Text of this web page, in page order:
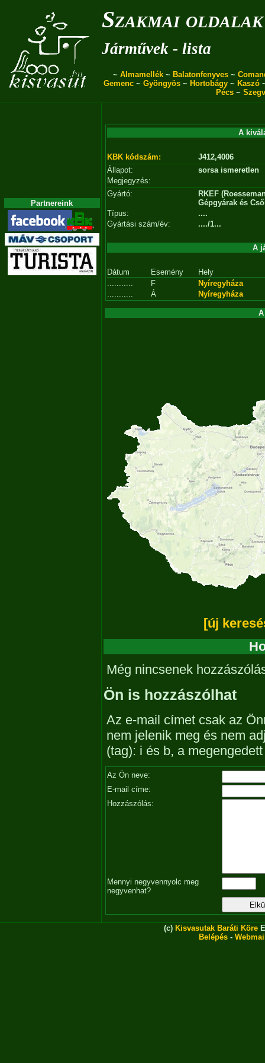
Szakmai oldalak
Járművek - lista
~ Almamellék ~ Balatonfenyves ~
Gemenc ~ Gyöngyös ~ Hortobágy ~ Kaszó
Pécs ~
Partnereink
A
KBK kódszám:
J412,4006
Állapot:
sorsa ismeretlen
Megjegyzés:
Gyártó:
RKEF
Gépgyárak és
Típus:
....
Gyártási szám/év:
..../1...
A
Dátum Esemény
Hely
...........
F
Nyíregyháza
...........
Á Nyíregyháza
[új
Még nincsenek
Ön is hozzászólhat
Az e-mail címet csak az
nem jelenik meg és nem
(tag): i és b, a
Az Ön neve:
E-mail címe:
Hozzászólás:
Mennyi negyvennyolc meg
negyvenhat?
(c) Kisvasutak Baráti Köre
Belépés -